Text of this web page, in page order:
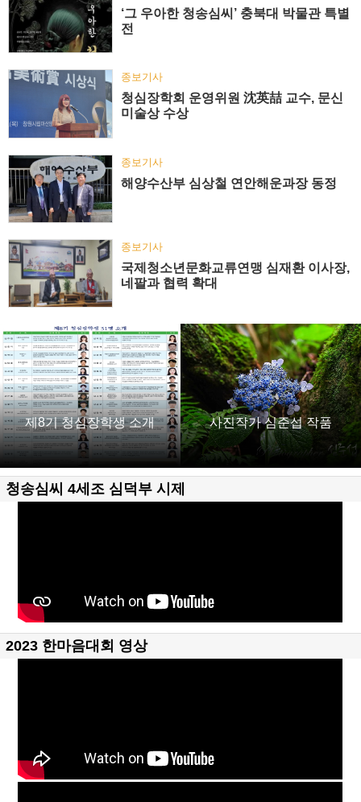
‘그 우아한 청송심씨’ 충북대 박물관 특별
전
종보기사
청심장학회 운영위원 沈英喆 교수, 문신
미술상 수상
종보기사
해양수산부 심상철 연안해운과장 동정
종보기사
국제청소년문화교류연맹 심재환 이사장,
네팔과 협력 확대
제8기 청심장학생 소개 사진작가 심준섭 작품
청송심씨 4세조 심덕부 시제
2023 한마음대회 영상